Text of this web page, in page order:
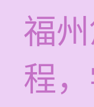
福
程